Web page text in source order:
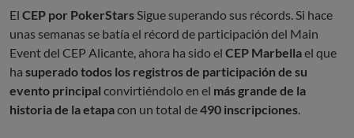
El CEP por PokerStars Sigue superando sus récords. Si hace
unas semanas se batía el récord de participación del Main
Event del CEP Alicante, ahora ha sido el CEP Marbellael que
ha superado todos los registros de participación de su
evento principal convirtiéndolo en el más grande de la
historia de la etapacon un total de490 inscripciones